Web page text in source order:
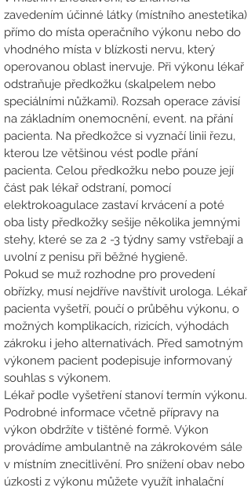
zavedením účinné látky (místního anestetika)
přímo do místa operačního výkonu nebo do
vhodného místa v blízkosti nervu, který
operovanou oblast inervuje. Při výkonu lékař
odstraňuje předkožku (skalpelem nebo
speciálními nůžkami). Rozsah operace závisí
na základním onemocnění, event. na přání
pacienta. Na předkožce si vyznačí linii řezu,
kterou lze většinou vést podle přání
pacienta. Celou předkožku nebo pouze její
část pak lékař odstraní, pomocí
elektrokoagulace zastaví krvácení a poté
oba listy předkožky sešije několika jemnými
stehy, které se za 2 -3 týdny samy vstřebají a
uvolní z penisu při běžné hygieně.
Pokud se muž rozhodne pro provedení
obřízky, musí nejdříve navštívit urologa. Lékař
pacienta vyšetří, poučí o průběhu výkonu, o
možných komplikacích, rizicích, výhodách
zákroku i jeho alternativách. Před samotným
výkonem pacient podepisuje informovaný
souhlas s výkonem.
Lékař podle vyšetření stanoví termín výkonu.
Podrobné informace včetně přípravy na
výkon obdržíte v tištěné formě. Výkon
provádíme ambulantně na zákrokovém sále
v místním znecitlivění. Pro snížení obav nebo
úzkosti z výkonu můžete využít inhalační